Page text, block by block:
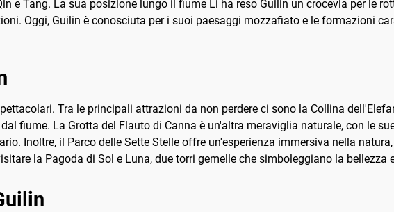
e Tang. La sua posizione lungo il fiume Li ha reso Guilin un crocevia per le
Oggi, Guilin è conosciuta per i suoi paesaggi mozzafiato e le formazioni
Tra le principali attrazioni da non perdere ci sono la Collina
fiume. La Grotta del Flauto di Canna è un'altra meraviglia naturale, con le
Inoltre, il Parco delle Sette Stelle offre un'esperienza immersiva nella
la Pagoda di Sol e Luna, due torri gemelle che simboleggiano la bellezza